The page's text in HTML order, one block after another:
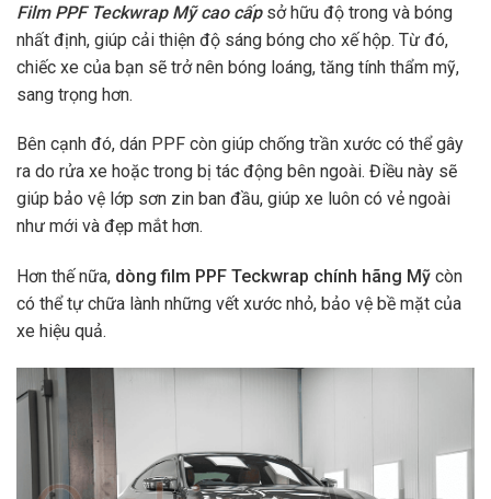
Film PPF Teckwrap Mỹ cao cấpsở hữu độ trong và bóng
nhất định, giúp cải thiện độ sáng bóng cho xế hộp. Từ đó,
chiếc xe của bạn sẽ trở nên bóng loáng, tăng tính thẩm mỹ,
sang trọng hơn.
Bên cạnh đó, dán PPF còn giúp chống trần xước có thể gây
ra do rửa xe hoặc trong bị tác động bên ngoài. Điều này sẽ
giúp bảo vệ lớp sơn zin ban đầu, giúp xe luôn có vẻ ngoài
như mới và đẹp mắt hơn.
Hơn thế nữa, dòng film PPF Teckwrap chính hãng Mỹ còn
có thể tự chữa lành những vết xước nhỏ, bảo vệ bề mặt của
xe hiệu quả.